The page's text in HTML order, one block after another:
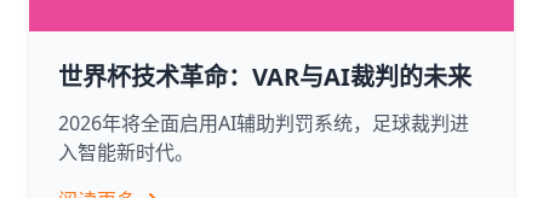
世界杯技术革命：VAR与AI裁判的未来
2026年将全面启用AI辅助判罚系统，足球裁判进
入智能新时代。